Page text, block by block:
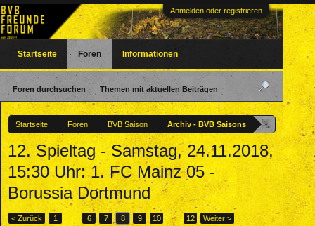
Anmelden oder registrieren
Startseite Foren BVB Saison Archiv - BVB Saisons
12. Spieltag - Samstag, 24.11.2018,
15:30 Uhr: 1. FC Mainz 05 -
Borussia Dortmund
< Zurück 1 ← 6 7 8 9 10 → 12 Weiter >
Startseite Foren
Foren durchsuchen Themen mit aktuellen Beiträgen
Informationen